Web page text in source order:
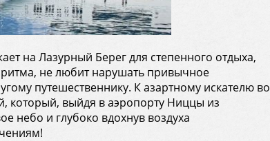
на Лазурный Берег для степенного отдыха,
не любит нарушать привычное
путешественнику. К азартному искателю во
который, выйдя в аэропорту Ниццы из
небо и глубоко вдохнув воздуха